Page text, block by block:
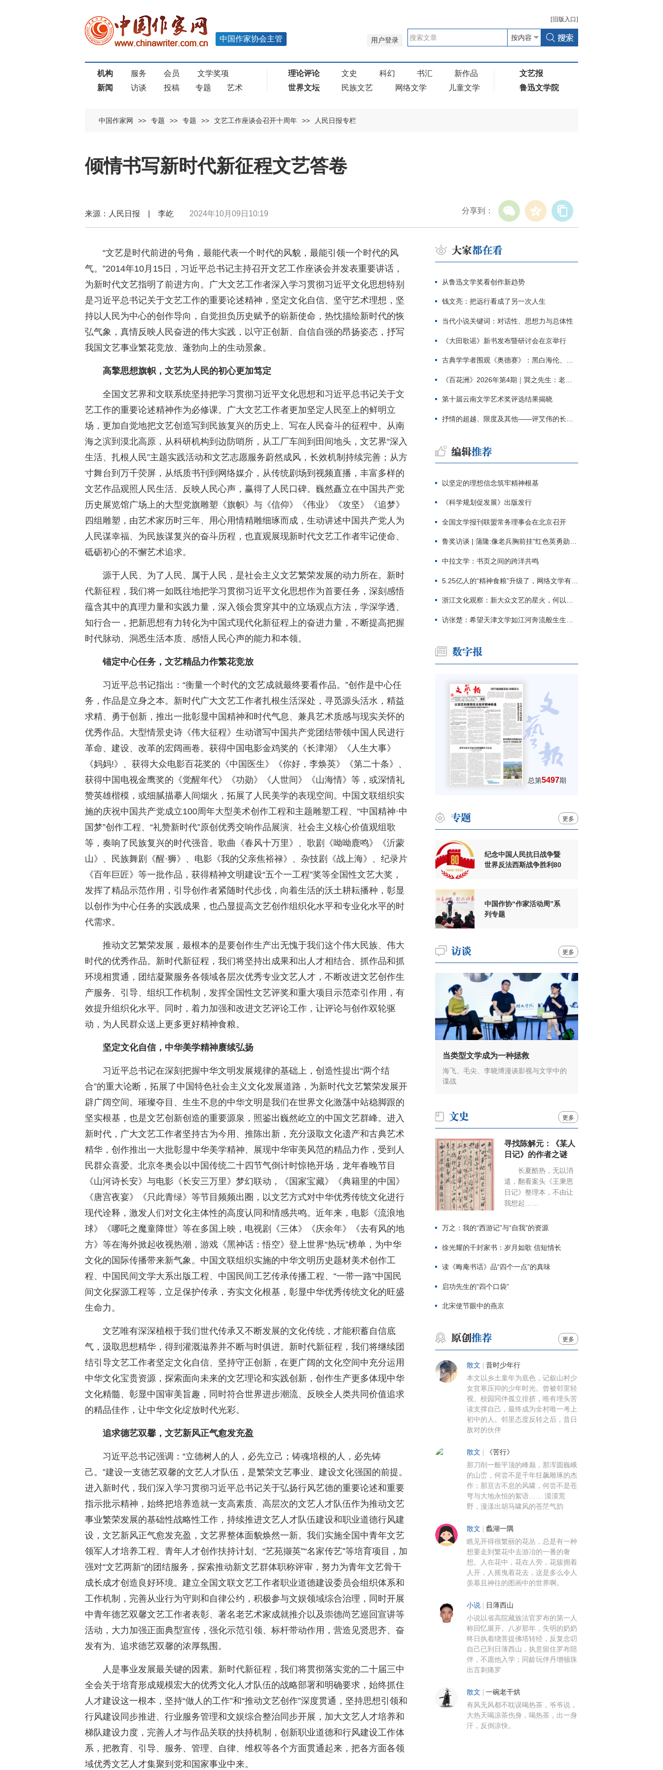
[ 旧版 入口]
用户登录
中国作家协会主管
机构 服务 会员
文学奖项
新闻
访谈 投稿 专题 艺术
理论评论 文史 科幻 书汇
新作品
世界文坛
民族文艺 网络文学 儿童文学
文艺报
鲁迅文学院
中国作家网 >> 专题 >> 专题 >> 文艺工作座谈会召开十周年 >> 人民日报专栏
倾情书写新时代新征程文艺答卷
分享到：
来源：人民日报 | 李屹 2024年10月09日10:19
“文艺是时代前进的号角，最能代表一个时代的风貌，最能引领一个时代的风
气。”2014年10月15日，习近平总书记主持召开文艺工作座谈会并发表重要讲话，
为新时代文艺指明了前进方向。广大文艺工作者深入学习贯彻习近平文化思想特别
是习近平总书记关于文艺工作的重要论述精神，坚定文化自信、坚守艺术理想，坚
持以人民为中心的创作导向，自觉担负历史赋予的崭新使命，热忱描绘新时代的恢
弘气象，真情反映人民奋进的伟大实践，以守正创新、自信自强的昂扬姿态，抒写
我国文艺事业繁花竞放、蓬勃向上的生动景象。
高擎思想旗帜，文艺为人民的初心更加笃定
全国文艺界和文联系统坚持把学习贯彻习近平文化思想和习近平总书记关于文
艺工作的重要论述精神作为必修课。广大文艺工作者更加坚定人民至上的鲜明立
场，更加自觉地把文艺创造写到民族复兴的历史上、写在人民奋斗的征程中。从南
海之滨到漠北高原，从科研机构到边防哨所，从工厂车间到田间地头，文艺界“深入
生活、扎根人民”主题实践活动和文艺志愿服务蔚然成风，长效机制持续完善；从方
寸舞台到万千荧屏，从纸质书刊到网络媒介，从传统剧场到视频直播，丰富多样的
文艺作品观照人民生活、反映人民心声，赢得了人民口碑。巍然矗立在中国共产党
历史展览馆广场上的大型党旗雕塑《旗帜》与《信仰》《伟业》《攻坚》《追梦》
四组雕塑，由艺术家历时三年、用心用情精雕细琢而成，生动讲述中国共产党人为
人民谋幸福、为民族谋复兴的奋斗历程，也直观展现新时代文艺工作者牢记使命、
砥砺初心的不懈艺术追求。
源于人民、为了人民、属于人民，是社会主义文艺繁荣发展的动力所在。新时
代新征程，我们将一如既往地把学习贯彻习近平文化思想作为首要任务，深刻感悟
蕴含其中的真理力量和实践力量，深入领会贯穿其中的立场观点方法，学深学透、
知行合一，把新思想有力转化为中国式现代化新征程上的奋进力量，不断提高把握
时代脉动、洞悉生活本质、感悟人民心声的能力和本领。
锚定中心任务，文艺精品力作繁花竞放
习近平总书记指出：“衡量一个时代的文艺成就最终要看作品。”创作是中心任
务，作品是立身之本。新时代广大文艺工作者扎根生活深处，寻觅源头活水，精益
求精、勇于创新，推出一批彰显中国精神和时代气息、兼具艺术质感与现实关怀的
优秀作品。大型情景史诗《伟大征程》生动谱写中国共产党团结带领中国人民进行
革命、建设、改革的宏阔画卷。获得中国电影金鸡奖的《长津湖》《人生大事》
《妈妈!》、获得大众电影百花奖的《中国医生》《你好，李焕英》《第二十条》、
获得中国电视金鹰奖的《觉醒年代》《功勋》《人世间》《山海情》等，或深情礼
赞英雄楷模，或细腻描摹人间烟火，拓展了人民美学的表现空间。中国文联组织实
施的庆祝中国共产党成立100周年大型美术创作工程和主题雕塑工程、“中国精神·中
国梦”创作工程、“礼赞新时代”原创优秀交响作品展演、社会主义核心价值观组歌
等，奏响了民族复兴的时代强音。歌曲《春风十万里》、歌剧《呦呦鹿鸣》《沂蒙
山》、民族舞剧《醒·狮》、电影《我的父亲焦裕禄》、杂技剧《战上海》、纪录片
《百年巨匠》等一批作品，获得精神文明建设“五个一工程”奖等全国性文艺大奖，
发挥了精品示范作用，引导创作者紧随时代步伐，向着生活的沃土耕耘播种，彰显
以创作为中心任务的实践成果，也凸显提高文艺创作组织化水平和专业化水平的时
代需求。
推动文艺繁荣发展，最根本的是要创作生产出无愧于我们这个伟大民族、伟大
时代的优秀作品。新时代新征程，我们将坚持出成果和出人才相结合、抓作品和抓
环境相贯通，团结凝聚服务各领域各层次优秀专业文艺人才，不断改进文艺创作生
产服务、引导、组织工作机制，发挥全国性文艺评奖和重大项目示范牵引作用，有
效提升组织化水平。同时，着力加强和改进文艺评论工作，让评论与创作双轮驱
动，为人民群众送上更多更好精神食粮。
坚定文化自信，中华美学精神赓续弘扬
习近平总书记在深刻把握中华文明发展规律的基础上，创造性提出“两个结
合”的重大论断，拓展了中国特色社会主义文化发展道路，为新时代文艺繁荣发展开
辟广阔空间。璀璨夺目、生生不息的中华文明是我们在世界文化激荡中站稳脚跟的
坚实根基，也是文艺创新创造的重要源泉，照鉴出巍然屹立的中国文艺群峰。进入
新时代，广大文艺工作者坚持古为今用、推陈出新，充分汲取文化遗产和古典艺术
精华，创作推出一大批彰显中华美学精神、展现中华审美风范的精品力作，受到人
民群众喜爱。北京冬奥会以中国传统二十四节气倒计时惊艳开场，龙年春晚节目
《山河诗长安》与电影《长安三万里》梦幻联动，《国家宝藏》《典籍里的中国》
《唐宫夜宴》《只此青绿》等节目频频出圈，以文艺方式对中华优秀传统文化进行
现代诠释，激发人们对文化主体性的高度认同和情感共鸣。近年来，电影《流浪地
球》《哪吒之魔童降世》等在多国上映，电视剧《三体》《庆余年》《去有风的地
方》等在海外掀起收视热潮，游戏《黑神话：悟空》登上世界“热玩”榜单，为中华
文化的国际传播带来新气象。中国文联组织实施的中华文明历史题材美术创作工
程、中国民间文学大系出版工程、中国民间工艺传承传播工程、“一带一路”中国民
间文化探源工程等，立足保护传承，夯实文化根基，彰显中华优秀传统文化的旺盛
生命力。
文艺唯有深深植根于我们世代传承又不断发展的文化传统，才能积蓄自信底
气，汲取思想精华，得到灌溉滋养并不断与时俱进。新时代新征程，我们将继续团
结引导文艺工作者坚定文化自信、坚持守正创新，在更广阔的文化空间中充分运用
中华文化宝贵资源，探索面向未来的文艺理论和实践创新，创作生产更多体现中华
文化精髓、彰显中国审美旨趣，同时符合世界进步潮流、反映全人类共同价值追求
的精品佳作，让中华文化绽放时代光彩。
追求德艺双馨，文艺新风正气愈发充盈
习近平总书记强调：“立德树人的人，必先立己；铸魂培根的人，必先铸
己。”建设一支德艺双馨的文艺人才队伍，是繁荣文艺事业、建设文化强国的前提。
进入新时代，我们深入学习贯彻习近平总书记关于弘扬行风艺德的重要论述和重要
指示批示精神，始终把培养造就一支高素质、高层次的文艺人才队伍作为推动文艺
事业繁荣发展的基础性战略性工作，持续推进文艺人才队伍建设和职业道德行风建
设，文艺新风正气愈发充盈，文艺界整体面貌焕然一新。我们实施全国中青年文艺
领军人才培养工程、青年人才创作扶持计划、“艺苑撷英”“名家传艺”等培育项目，加
强对“文艺两新”的团结服务，探索推动新文艺群体职称评审，努力为青年文艺骨干
成长成才创造良好环境。建立全国文联文艺工作者职业道德建设委员会组织体系和
工作机制，完善从业行为守则和自律公约，积极参与文娱领域综合治理，同时开展
中青年德艺双馨文艺工作者表彰、著名老艺术家成就推介以及崇德尚艺巡回宣讲等
活动，大力加强正面典型宣传，强化示范引领、标杆带动作用，营造见贤思齐、奋
发有为、追求德艺双馨的浓厚氛围。
人是事业发展最关键的因素。新时代新征程，我们将贯彻落实党的二十届三中
全会关于培育形成规模宏大的优秀文化人才队伍的战略部署和明确要求，始终抓住
人才建设这一根本，坚持“做人的工作”和“推动文艺创作”深度贯通，坚持思想引领和
行风建设同步推进、行业服务管理和文娱综合整治同步开展，加大文艺人才培养和
梯队建设力度，完善人才与作品关联的扶持机制，创新职业道德和行风建设工作体
系，把教育、引导、服务、管理、自律、维权等各个方面贯通起来，把各方面各领
域优秀文艺人才集聚到党和国家事业中来。
从鲁迅文学奖看创作新趋势
钱文亮：把远行看成了另一次人生
当代小说关键词：对话性、思想力与总体性
《大田歌谣》新书发布暨研讨会在京举行
古典学学者围观《奥德赛》：黑白海伦、佩涅罗佩的别针与神秘入侵者
《百花洲》2026年第4期｜巽之先生：老兵朱向前侧记三题
第十届云南文学艺术奖评选结果揭晓
抒情的超越、限度及其他——评艾伟的长篇小说《春歌》
以坚定的理想信念筑牢精神根基
《科学规划促发展》出版发行
全国文学报刊联盟常务理事会在北京召开
鲁奖访谈 | 蒲隆:像老兵胸前挂"红色英勇勋章"
中拉文学：书页之间的跨洋共鸣
5.25亿人的“精神食粮”升级了，网络文学有了哪些新变化？
浙江文化观察：新大众文艺的星火，何以燎原？
访张楚：希望天津文学如江河奔流般生生不息
总第5497期
更多
纪念中国人民抗日战争暨
世界反法西斯战争胜利80
中国作协“作家活动周”系
列专题
更多
当类型文学成为一种拯救
海飞、毛尖、李晓博漫谈影视与文学中的
谍战
更多
寻找陈解元：《某人
日记》的作者之谜
长夏酷热，无以消
遣，翻看案头《王秉恩
日记》整理本，不由让
我想起……
万之：我的“西游记”与“自我”的资源
徐光耀的千封家书：岁月如歌 信短情长
读《晦庵书话》品“四个一点”的真味
启功先生的“四个口袋”
北宋使节眼中的燕京
更多
散文 昔时少年行
本文以乡土童年为底色，记叙山村少
女贫寒压抑的少年时光。曾被邻里轻
视、校园同伴孤立排挤，唯有埋头苦
读支撑自己，最终成为全村唯一考上
初中的人。邻里态度反转之后，昔日
敌对的伙伴
散文 《苦行》
那刀削一般平顶的峰巅，那浑圆巍峨
的山峦，何尝不是千年狂飙雕琢的杰
作；那亘古不息的风啸，何尝不是苍
穹与大地永恒的絮语…… 漠漠荒
野，漫漾出胡马啸风的苍茫气韵
散文 蠡湖一隅
瞧见开得很繁丽的花丛，总是有一种
想要走到繁花中去游冶的一番的奢
想。人在花中，花在人旁，花簇拥着
人开，人摇曳着花去，这是多么令人
羡慕且神往的图画中的世界啊。
小说 日薄西山
小说以省高院藏族法官罗布的第一人
称回忆展开。八岁那年，失明的奶奶
终日执着绕菩提佛塔转经，反复念叨
自己已到日薄西山，执意留住罗布陪
伴，不愿他入学；同龄玩伴丹增顿珠
出言刺痛罗
散文 一碗老干烘
有风无风都不耽误喝热茶，爷爷说，
大热天喝凉茶伤身，喝热茶，出一身
汗，反倒凉快。